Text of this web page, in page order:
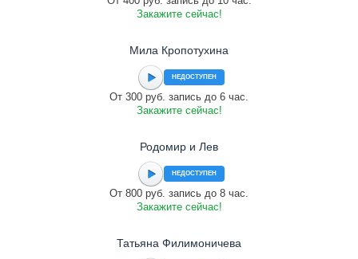
Закажите сейчас!
Мила Кропотухина
НЕДОСТУПЕН
От 300 руб. запись до 6 час.
Закажите сейчас!
Родомир и Лев
НЕДОСТУПЕН
От 800 руб. запись до 8 час.
Закажите сейчас!
Татьяна Филимоничева